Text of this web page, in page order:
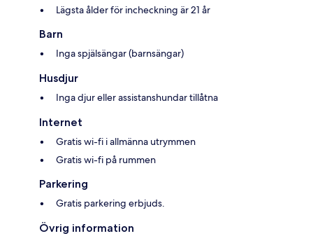
Lägsta ålder för incheckning är 21 år
Barn
Inga spjälsängar (barnsängar)
Husdjur
Inga djur eller assistanshundar tillåtna
Internet
Gratis wi-fi i allmänna utrymmen
Gratis wi-fi på rummen
Parkering
Gratis parkering erbjuds.
Övrig information